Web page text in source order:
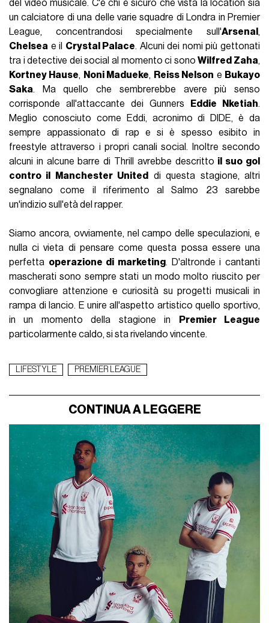
del video musicale. C'è chi è sicuro che vista la location sia
un calciatore di una delle varie squadre di Londra in Premier
League, concentrandosi specialmente sull'Arsenal ,
Chelsea e il Crystal Palace. Alcuni dei nomi più gettonati
tra i detective dei social al momento ci sonoWilfred Zaha,
Kortney Hause, Noni Madueke, Reiss Nelson e Bukayo
Saka. Ma quello che sembrerebbe avere più senso
corrisponde all'attaccante dei Gunners
Eddie Nketiah.
Meglio conosciuto come Eddi, acronimo di DIDE, è da
sempre appassionato di rap e si è spesso esibito in
freestyle attraverso i propri canali social. Inoltre secondo
alcuni in alcune barre di Thrill avrebbe descritto il suo gol
contro il Manchester United
di questa stagione, altri
segnalano come il riferimento al Salmo 23 sarebbe
un'indizio sull'età del rapper.
Siamo ancora, ovviamente, nel campo delle speculazioni, e
nulla ci vieta di pensare come questa possa essere una
perfetta operazione di marketing. D'altronde i cantanti
mascherati sono sempre stati un modo molto riuscito per
convogliare attenzione e curiosità su progetti musicali in
rampa di lancio. E unire all'aspetto artistico quello sportivo,
in un momento della stagione in
Premier League
particolarmente caldo, si sta rivelando vincente.
LIFESTYLE PREMIER LEAGUE
CONTINUA A LEGGERE